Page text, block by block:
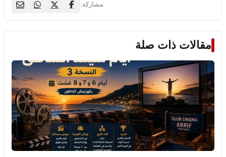
مشاركة:
مقالات ذات صلة